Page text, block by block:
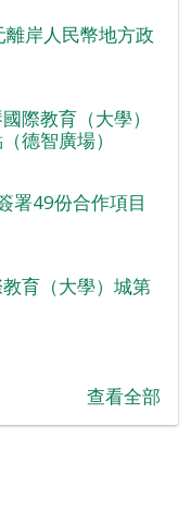
岸人民幣地方政
際教育（大學）
德智廣場）
署49份合作項目
育（大學）城第
查看全部